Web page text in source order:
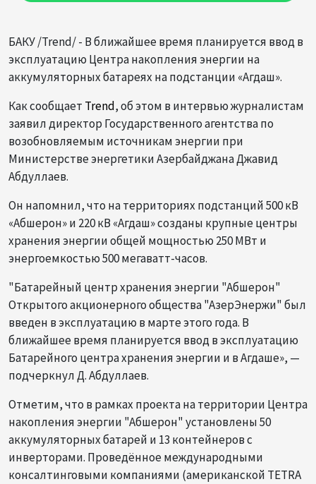
БАКУ /Trend/ - В ближайшее время планируется ввод в
эксплуатацию Центра накопления энергии на
аккумуляторных батареях на подстанции «Агдаш».
Как сообщает Trend, об этом в интервью журналистам
заявил директор Государственного агентства по
возобновляемым источникам энергии при
Министерстве энергетики Азербайджана Джавид
Абдуллаев.
Он напомнил, что на территориях подстанций 500 кВ
«Абшерон» и 220 кВ «Агдаш» созданы крупные центры
хранения энергии общей мощностью 250 МВт и
энергоемкостью 500 мегаватт-часов.
"Батарейный центр хранения энергии "Абшерон"
Открытого акционерного общества "АзерЭнержи" был
введен в эксплуатацию в марте этого года. В
ближайшее время планируется ввод в эксплуатацию
Батарейного центра хранения энергии и в Агдаше», —
подчеркнул Д. Абдуллаев.
Отметим, что в рамках проекта на территории Центра
накопления энергии "Абшерон" установлены 50
аккумуляторных батарей и 13 контейнеров с
инверторами. Проведённое международными
консалтинговыми компаниями (американской TETRA